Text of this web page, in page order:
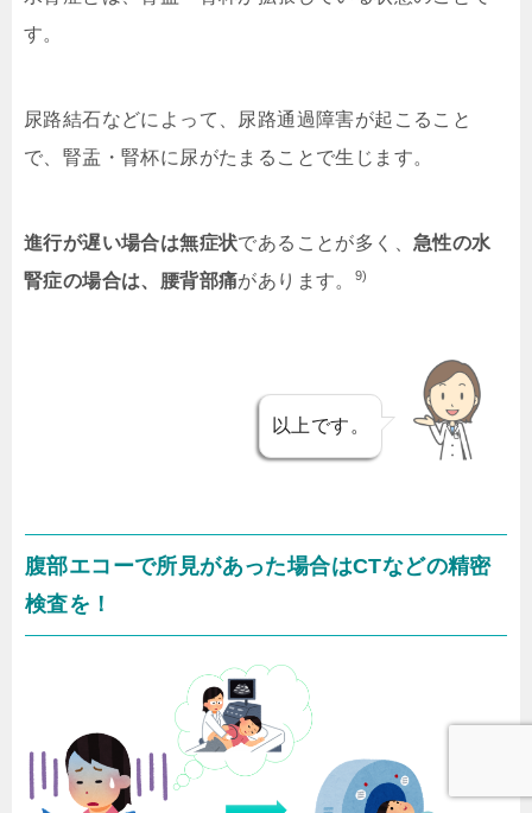
す。
尿路結石などによって、尿路通過障害が起こること
で、腎盂・腎杯に尿がたまることで生じます。
進行が遅い場合は無症状であることが多く、急性の水
腎症の場合は、腰背部痛があります。 9)
以上です。
腹部エコーで所見があった場合はCTなどの精密
検査を！